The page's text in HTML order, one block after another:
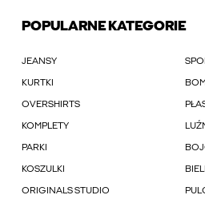
POPULARNE KATEGORIE
JEANSY
KURTKI
OVERSHIRTS
KOMPLETY
PARKI
KOSZULKI
ORIGINALS STUDIO